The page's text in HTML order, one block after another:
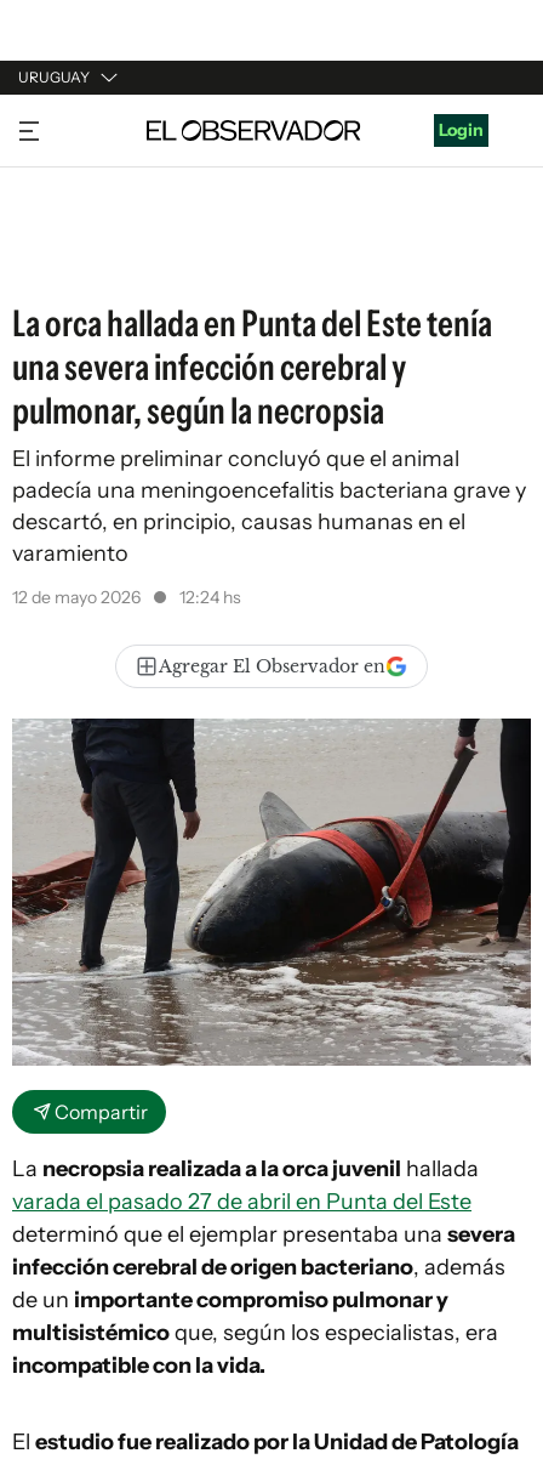
URUGUAY
URUGUAY
ARGENTINA
Login
La orca hallada en Punta del Este tenía
una severa infección cerebral y
pulmonar, según la necropsia
El informe preliminar concluyó que el animal
padecía una meningoencefalitis bacteriana grave y
descartó, en principio, causas humanas en el
varamiento
12 de mayo 2026 12:24 hs
Agregar El Observador en
Compartir
La necropsia realizada a la orca juvenil hallada
varada el pasado 27 de abril en Punta del Este
determinó que el ejemplar presentaba una severa
infección cerebral de origen bacteriano, además
de un importante compromiso pulmonar y
multisistémicoque, según los especialistas, era
incompatible con la vida.
El estudio fue realizado por la Unidad de Patología